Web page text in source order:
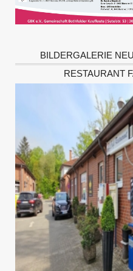
BILDERGALERIE
RESTAURANT